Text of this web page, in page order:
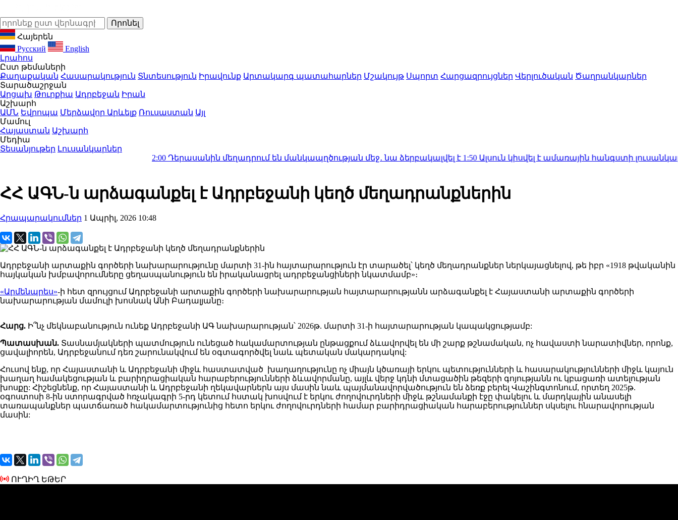
Հայերեն
Русский
English
Լրահոս
Ըստ թեմաների
Քաղաքական Հասարակություն Տնտեսություն Իրավունք Արտակարգ պատահարներ Մշակույթ Սպորտ Հարցազրույցներ Վերլուծական Ծաղրանկարներ
Տարածաշրջան
Արցախ Թուրքիա Ադրբեջան Իրան
Աշխարհ
ԱՄՆ Եվրոպա Մերձավոր Արևելք Ռուսաստան Այլ
Մամուլ
Հայաստան Աշխարհ
Մեդիա
Տեսանյութեր Լուսանկարներ
Դերասանին մեղադրում են մանկապղծության մեջ․ նա ձերբակալվել է1:50Ալսուն կիսվել է ամառային հանգստի լուսանկարներով
ՀՀ ԱԳՆ-ն արձագանքել է Ադրբեջանի կեղծ մեղադրանքներին
Հրապարակումներ 1 Ապրիլ, 2026 10:48
Ադրբեջանի արտաքին գործերի նախարարությունը մարտի 31-ին հայտարարություն էր տարածել՝ կեղծ մեղադրանքներ ներկայացնելով, թե իբր «1918 թվականին
հայկական խմբավորումները ցեղասպանություն են իրականացրել ադրբեջանցիների նկատմամբ»։
«Արմենպրես»-ի հետ զրույցում Ադրբեջանի արտաքին գործերի նախարարության հայտարարությանն արձագանքել է Հայաստանի արտաքին գործերի
նախարարության մամուլի խոսնակ Անի Բադալյանը։
Հարց. Ի՞նչ մեկնաբանություն ունեք Ադրբեջանի ԱԳ նախարարության՝ 2026թ. մարտի 31-ի հայտարարության կապակցությամբ:
Պատասխան. Տասնամյակների պատմություն ունեցած հակամարտության ընթացքում ձևավորվել են մի շարք թշնամական, ոչ հավաստի նարատիվներ, որոնք,
ցավալիորեն, Ադրբեջանում դեռ շարունակվում են օգտագործվել նաև պետական մակարդակով:
Հուսով ենք, որ Հայաստանի և Ադրբեջանի միջև հաստատված խաղաղությունը ոչ միայն կծառայի երկու պետությունների և հասարակությունների միջև կայուն
խաղաղ համակեցության և բարիդրացիական հարաբերությունների ձևավորմանը, այլև վերջ կդնի մտացածին թեզերի գոյությանն ու կբացառի ատելության
խոսքը: Հիշեցնենք, որ Հայաստանի և Ադրբեջանի ղեկավարներն այս մասին նաև պայմանավորվածություն են ձեռք բերել Վաշինգտոնում, որտեղ 2025թ.
օգոստոսի 8-ին ստորագրված հռչակագրի 5-րդ կետում հստակ խոսվում է երկու ժողովուրդների միջև թշնամանքի էջը փակելու և մարդկային անասելի
տառապանքներ պատճառած հակամարտությունից հետո երկու ժողովուրդների համար բարիդրացիական հարաբերություններ սկսելու հնարավորության
մասին:
ՈՒՂԻՂ ԵԹԵՐ